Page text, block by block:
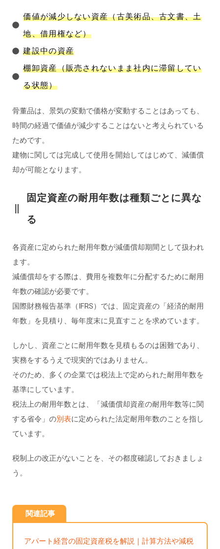
価値が減少しない資産（古美術品、古文書、土
地、借用権など）
建設中の資産
棚卸資産（販売されないまま社内に滞留してい
る状態）
骨董品は、景気の変動で価格が変動することはあっても、
時間の経過で価値が減少することはないと考えられている
ためです。
建物に関しては完成して使用を開始してはじめて、減価償
却が可能となります。
固定資産の耐用年数は種類ごとに異な
る
各資産に定められた耐用年数が減価償却期間として扱われ
ます。
減価償却をする際は、費用を複数年に分配するために耐用
年数の確認が必要です。
国際財務報告基準（IFRS）では、固定資産の「経済的耐用
年数」を見積り、毎年度末に見直すことを求めています。
しかし、資産ごとに耐用年数を見積もるのは困難であり、
実務をするうえで現実的ではありません。
そのため、多くの企業では税法上で定められた耐用年数を
基準にしています。
税法上の耐用年数とは、「減価償却資産の耐用年数等に関
する省令」の別表に定められた法定耐用年数のことを指し
ています。
税制上の改正がないことを、その都度確認しておきましょ
う。
関連記事
アパート経営の固定資産税を解説｜計算方法や減税